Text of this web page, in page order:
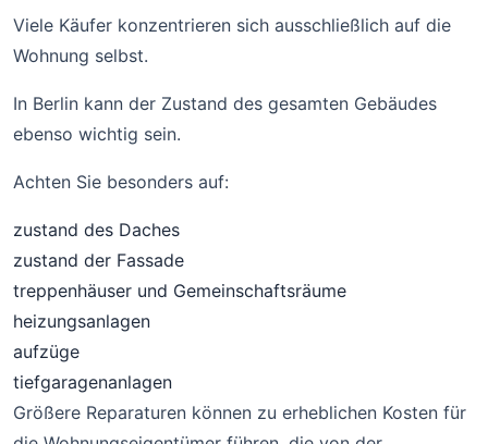
Viele Käufer konzentrieren sich ausschließlich auf die
Wohnung selbst.
In Berlin kann der Zustand des gesamten Gebäudes
ebenso wichtig sein.
Achten Sie besonders auf:
zustand des Daches
zustand der Fassade
treppenhäuser und Gemeinschaftsräume
heizungsanlagen
aufzüge
tiefgaragenanlagen
Größere Reparaturen können zu erheblichen Kosten für